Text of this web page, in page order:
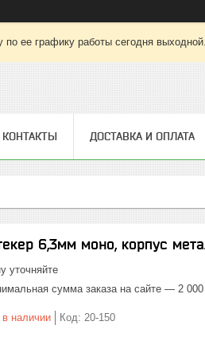
ее графику работы сегодня
КОНТАКТЫ ДОСТАВКА И ОПЛАТА
6,3мм монo, корпус
уточняйте
сумма заказа на сайте — 2
в наличии Код: 20-150